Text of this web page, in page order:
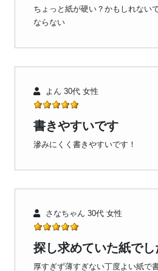
ちょっと紙が硬い？かもしれない
ならない
よん 30代 女性
書きやすいです
滲みにくく書きやすいです！
さなちゃん 30代 女性
探し求めていた紙でし
厚すぎず薄すぎない丁度よい紙で